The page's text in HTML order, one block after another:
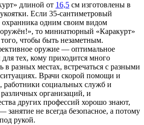
длиной от 16,5 см изготовлены в
Если 35-сантиметровый
охранника одним своим видом
то миниатюрный «Каракурт»
чтобы быть незаметным.
оружие — оптимальное
тех, кому приходится много
в разных местах, встречаться с разными
Врачи скорой помощи и
работники социальных служб и
организаций, и
других профессий хорошо знают,
занятие не всегда безопасное, а потому
рукой.